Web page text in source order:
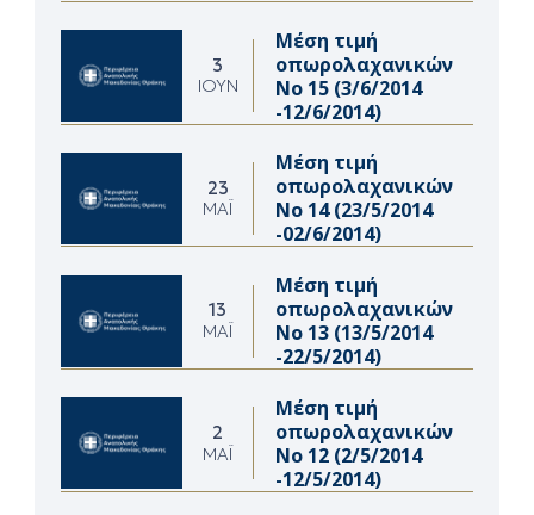
3
ΙΟΎΝ
Μέση τιμή
οπωρολαχανικών
Νο 15 (3/6/2014
-12/6/2014)
23
ΜΆΙ
Μέση τιμή
οπωρολαχανικών
Νο 14 (23/5/2014
-02/6/2014)
13
ΜΆΙ
Μέση τιμή
οπωρολαχανικών
Νο 13 (13/5/2014
-22/5/2014)
2
ΜΆΙ
Μέση τιμή
οπωρολαχανικών
Νο 12 (2/5/2014
-12/5/2014)